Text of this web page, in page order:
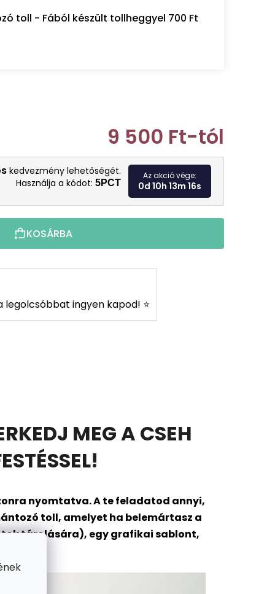
toll - Fából készült tollheggyel 700 Ft
9 500 Ft-tól
Egységár:
kedvezmény lehetőségét.
Használja a kódot: 5PCT
Az akció vége:
0d 10h 13m 14s
KOSÁRBA
legolcsóbbat ingyen kapod! ⭐
MEG A CSEH
nyomtatva. A te feladatod annyi,
toll, amelyet ha belemártasz a
tárolására), egy grafikai sablont,